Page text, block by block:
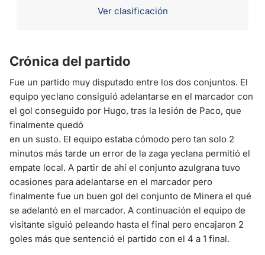
Ver clasificación
Crónica del partido
Fue un partido muy disputado entre los dos conjuntos. El
equipo yeclano consiguió adelantarse en el marcador con
el gol conseguido por Hugo, tras la lesión de Paco, que
finalmente quedó
en un susto. El equipo estaba cómodo pero tan solo 2
minutos más tarde un error de la zaga yeclana permitió el
empate local. A partir de ahí el conjunto azulgrana tuvo
ocasiones para adelantarse en el marcador pero
finalmente fue un buen gol del conjunto de Minera el qué
se adelantó en el marcador. A continuación el equipo de
visitante siguió peleando hasta el final pero encajaron 2
goles más que sentenció el partido con el 4 a 1 final.